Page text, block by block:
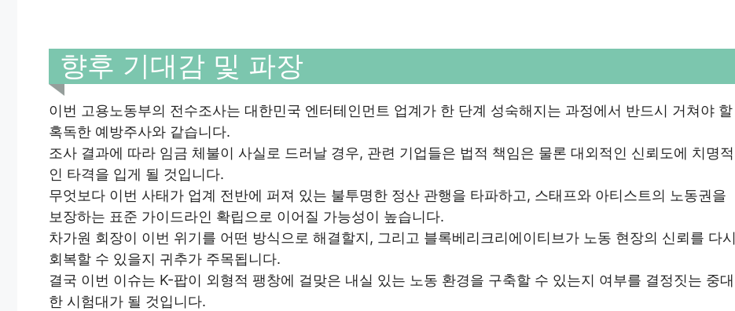
향후 기대감 및 파장
이번 고용노동부의 전수조사는 대한민국 엔터테인먼트 업계가 한 단계 성숙해지는 과정에서 반드시 거쳐야 할
혹독한 예방주사와 같습니다.
조사 결과에 따라 임금 체불이 사실로 드러날 경우, 관련 기업들은 법적 책임은 물론 대외적인 신뢰도에 치명적
인 타격을 입게 될 것입니다.
무엇보다 이번 사태가 업계 전반에 퍼져 있는 불투명한 정산 관행을 타파하고, 스태프와 아티스트의 노동권을
보장하는 표준 가이드라인 확립으로 이어질 가능성이 높습니다.
차가원 회장이 이번 위기를 어떤 방식으로 해결할지, 그리고 블록베리크리에이티브가 노동 현장의 신뢰를 다시
회복할 수 있을지 귀추가 주목됩니다.
결국 이번 이슈는 K-팝이 외형적 팽창에 걸맞은 내실 있는 노동 환경을 구축할 수 있는지 여부를 결정짓는 중대
한 시험대가 될 것입니다.